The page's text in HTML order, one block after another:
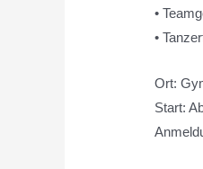
•
•
Ort:
Start: